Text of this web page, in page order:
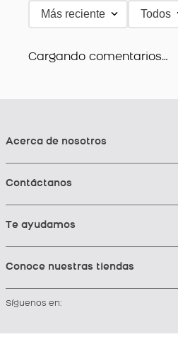
Más reciente Todos
Cargando comentarios…
Acerca de nosotros
Contáctanos
Te ayudamos
Conoce nuestras tiendas
Síguenos en: